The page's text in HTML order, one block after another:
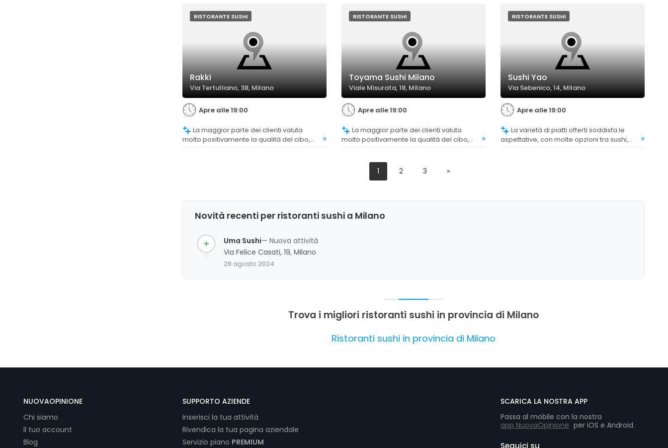
alcuni trovano la selezione limitata rispetto
RISTORANTE SUSHI
Rakki
Via Tertulliano, 38, Milano
Apre alle 19:00
molto positivamente la qualità del cibo,
»
RISTORANTE SUSHI
Toyama Sushi Milano
Viale Misurata, 18, Milano
Apre alle 19:00
La maggior parte dei clienti valuta
molto positivamente la qualità del cibo,
»
RISTORANTE SUSHI
Sushi Yao
Via Sebenico, 14, Milano
Apre alle 19:00
La varietà di piatti offerti soddisfa le
aspettative, con molte opzioni tra sushi,
»
1 2 3 »
Novità recenti per ristoranti sushi a Milano
Uma Sushi— Nuova attività
Via Felice Casati, 19, Milano
28 agosto 2024
Trova i migliori ristoranti sushi in provincia di Milano
Ristoranti sushi in provincia di Milano
NUOVAOPINIONE
Chi siamo
Il tuo account
Blog
SUPPORTO AZIENDE
Inserisci la tua attività
Rivendica la tua pagina aziendale
Servizio piano PREMIUM
SCARICA LA NOSTRA APP
Passa al mobile con la nostra
app NuovaOpinione per iOS e Android.
Seguici su